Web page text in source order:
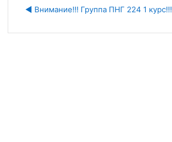
◀︎ Внимание!!! Группа ПНГ 224 1 курс!!!